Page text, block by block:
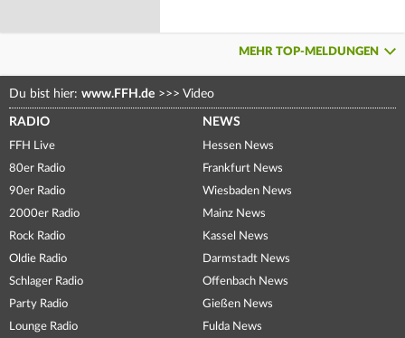
MEHR TOP-MELDUNGEN
Du bist hier: www.FFH.de >>> Video
RADIO
FFH Live
80er Radio
90er Radio
2000er Radio
Rock Radio
Oldie Radio
Schlager Radio
Party Radio
Lounge Radio
NEWS
Hessen News
Frankfurt News
Wiesbaden News
Mainz News
Kassel News
Darmstadt News
Offenbach News
Gießen News
Fulda News